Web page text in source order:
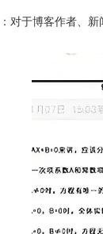
：对于博客作者、